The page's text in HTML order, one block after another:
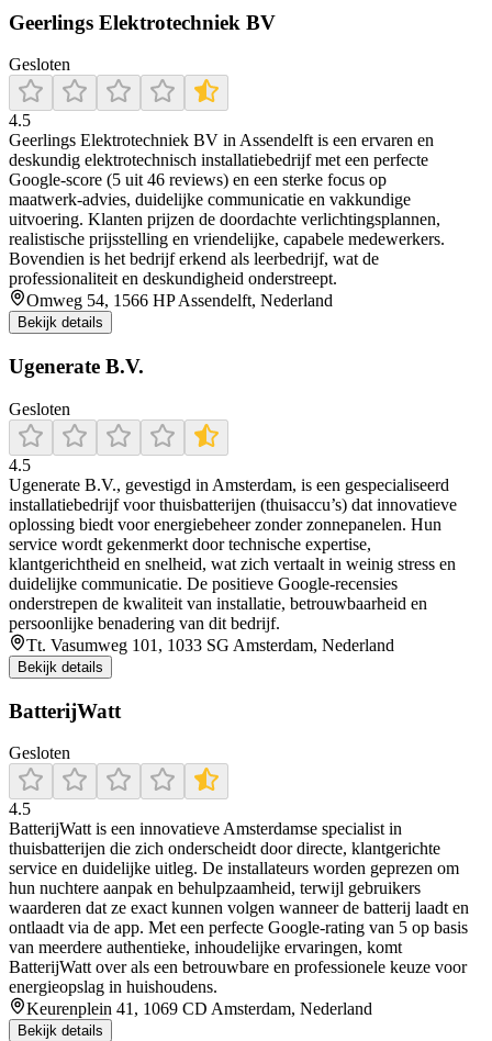
Geerlings Elektrotechniek BV
Gesloten
4.5
Geerlings Elektrotechniek BV in Assendelft is een ervaren en
deskundig elektrotechnisch installatiebedrijf met een perfecte
Google-score (5 uit 46 reviews) en een sterke focus op
maatwerk‑advies, duidelijke communicatie en vakkundige
uitvoering. Klanten prijzen de doordachte verlichtingsplannen,
realistische prijsstelling en vriendelijke, capabele medewerkers.
Bovendien is het bedrijf erkend als leerbedrijf, wat de
professionaliteit en deskundigheid onderstreept.
Omweg 54, 1566 HP Assendelft, Nederland
Bekijk details
Ugenerate B.V.
Gesloten
4.5
Ugenerate B.V., gevestigd in Amsterdam, is een gespecialiseerd
installatiebedrijf voor thuisbatterijen (thuisaccu’s) dat innovatieve
oplossing biedt voor energiebeheer zonder zonnepanelen. Hun
service wordt gekenmerkt door technische expertise,
klantgerichtheid en snelheid, wat zich vertaalt in weinig stress en
duidelijke communicatie. De positieve Google-recensies
onderstrepen de kwaliteit van installatie, betrouwbaarheid en
persoonlijke benadering van dit bedrijf.
Tt. Vasumweg 101, 1033 SG Amsterdam, Nederland
Bekijk details
BatterijWatt
Gesloten
4.5
BatterijWatt is een innovatieve Amsterdamse specialist in
thuisbatterijen die zich onderscheidt door directe, klantgerichte
service en duidelijke uitleg. De installateurs worden geprezen om
hun nuchtere aanpak en behulpzaamheid, terwijl gebruikers
waarderen dat ze exact kunnen volgen wanneer de batterij laadt en
ontlaadt via de app. Met een perfecte Google-rating van 5 op basis
van meerdere authentieke, inhoudelijke ervaringen, komt
BatterijWatt over als een betrouwbare en professionele keuze voor
energieopslag in huishoudens.
Keurenplein 41, 1069 CD Amsterdam, Nederland
Bekijk details